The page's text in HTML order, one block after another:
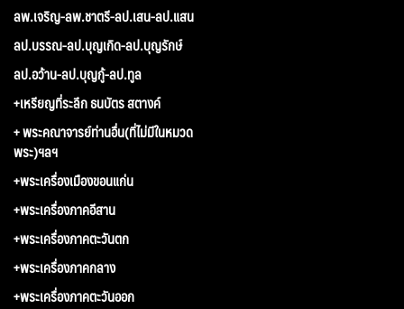
ลพ.เจริญ-ลพ.ชาตรี-ลป.เสน-ลป.แสน
ลป.บรรณ-ลป.บุญเกิด-ลป.บุญรักษ์
ลป.อว้าน-ลป.บุญกู้-ลป.ทูล
+เหรียญที่ระลึก ธนบัตร สตางค์
+ พระคณาจารย์ท่านอื่น(ที่ไม่มีในหมวด
พระ)ฯลฯ
+พระเครื่องเมืองขอนแก่น
+พระเครื่องภาคอีสาน
+พระเครื่องภาคตะวันตก
+พระเครื่องภาคกลาง
+พระเครื่องภาคตะวันออก